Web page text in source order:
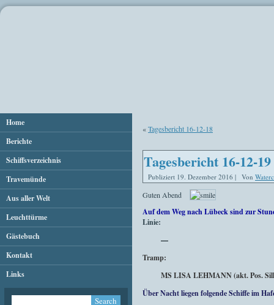
Home
Berichte
Schiffsverzeichnis
Travemünde
Aus aller Welt
Leuchttürme
Gästebuch
Kontakt
Links
«Tagesbericht 16-12-18
Tagesbericht 16-12-19
Publiziert 19. Dezember 2016 | Von
Guten Abend
Auf dem Weg nach Lübeck sind zur
Linie:
—
Tramp:
MS LISA LEHMANN (akt. Pos.
Über Nacht liegen folgende Schiffe im